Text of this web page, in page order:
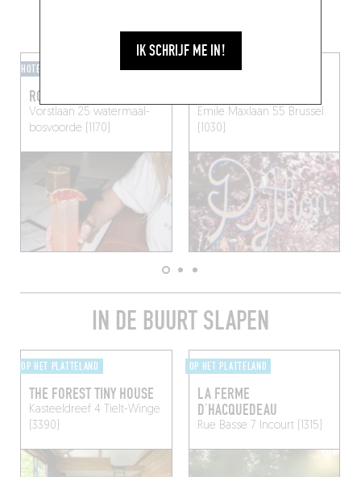
IK SCHRIJF ME IN!
DRINK IETS LEKKER IN DE BUURT
HOTELBAR
ROMEO
Vorstlaan 25 watermaal-
bosvoorde (1170)
BARKLASSIEKER
Emile Maxlaan 55 Brussel
(1030)
IN DE BUURT SLAPEN
OP HET PLATTELAND
THE FOREST TINY HOUSE
Kasteeldreef 4 Tielt-Winge
(3390)
OP HET PLATTELAND
LA FERME
D’HACQUEDEAU
Rue Basse 7 Incourt (1315)